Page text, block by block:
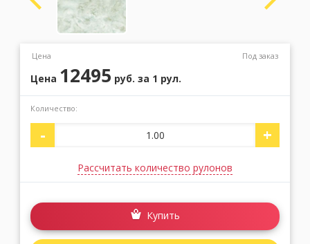
Цена Под заказ
Цена 12495 руб. за 1 рул.
Количество:
- +
Рассчитать количество рулонов
Купить